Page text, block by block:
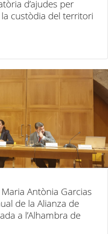
d’ajudes per
custòdia del territori
Antònia Garcias
de la Alianza de
a l’Alhambra de